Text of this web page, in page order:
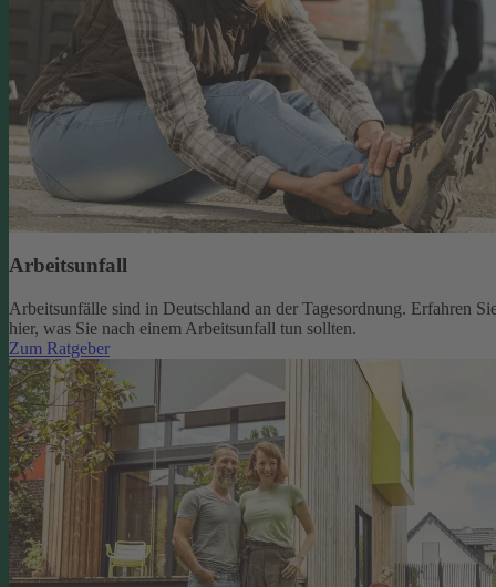
Arbeitsunfall
Arbeitsunfälle sind in Deutschland an der Tagesordnung. Erfahren
hier, was Sie nach einem Arbeitsunfall tun sollten.
Zum Ratgeber